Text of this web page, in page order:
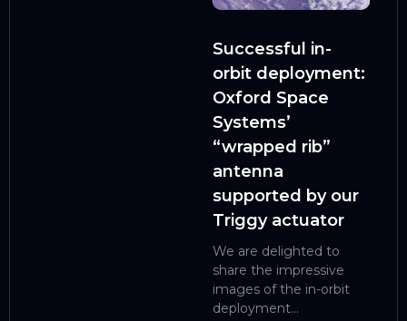
Successful in-
orbit deployment:
Oxford Space
Systems’
“wrapped rib”
antenna
supported by our
Triggy actuator
We are delighted to
share the impressive
images of the in-orbit
deployment...